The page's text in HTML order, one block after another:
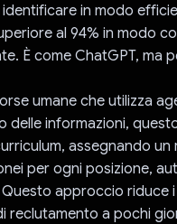
in modo
al 94% in modo
È come ChatGPT, ma
umane che utilizza
delle informazioni,
assegnando un
per ogni posizione,
approccio riduce
reclutamento a pochi